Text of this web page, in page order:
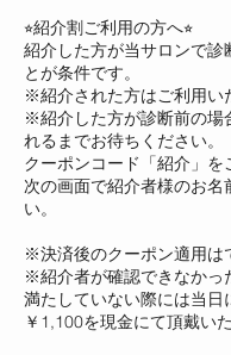
⭐︎紹介割ご利用の方へ⭐︎
紹介した方が当サロンで診
とが条件です。
※紹介された方はご利用い
※紹介した方が診断前の場
れるまでお待ちください。
クーポンコード「紹介」を
次の画面で紹介者様のお名
い。
※決済後のクーポン適用は
※紹介者が確認できなかっ
満たしていない際には当日
￥1,100を現金にて頂戴いた